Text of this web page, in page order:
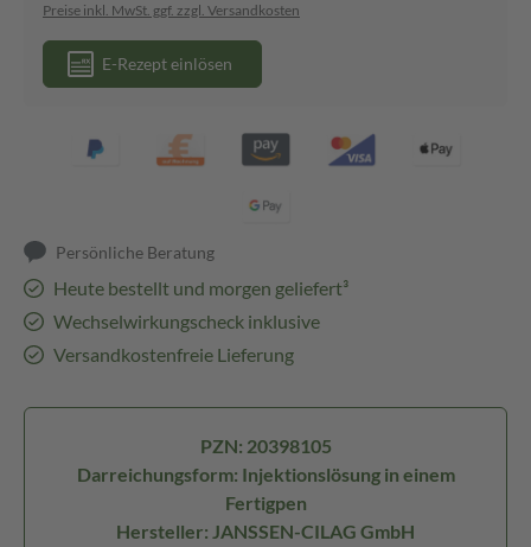
Preise inkl. MwSt. ggf. zzgl. Versandkosten
E-Rezept einlösen
Persönliche Beratung
Heute bestellt und morgen geliefert³
Wechselwirkungscheck inklusive
Versandkostenfreie Lieferung
PZN: 20398105
Darreichungsform: Injektionslösung in einem
Fertigpen
Hersteller: JANSSEN-CILAG GmbH